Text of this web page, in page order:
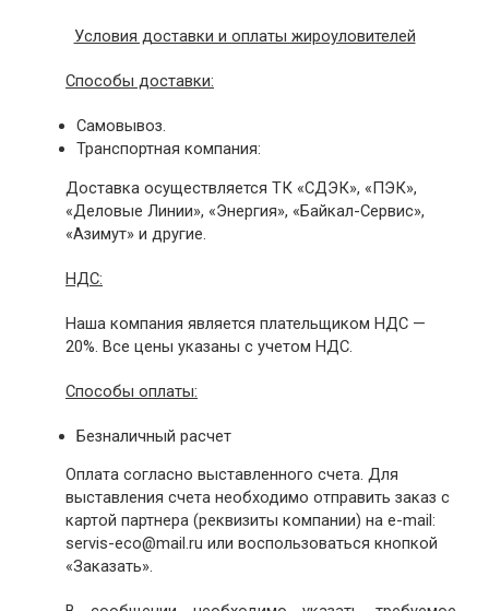
Условия доставки и оплаты жироуловителей
Способы доставки:
Самовывоз.
Транспортная компания:
Доставка осуществляется ТК «СДЭК», «ПЭК»,
«Деловые Линии», «Энергия», «Байкал-Сервис»,
«Азимут» и другие.
НДС:
Наша компания является плательщиком НДС —
20%. Все цены указаны с учетом НДС.
Способы оплаты:
Безналичный расчет
Оплата согласно выставленного счета. Для
выставления счета необходимо отправить заказ с
картой партнера (реквизиты компании) на e-mail:
servis-eco@mail.ru или воспользоваться кнопкой
«Заказать».